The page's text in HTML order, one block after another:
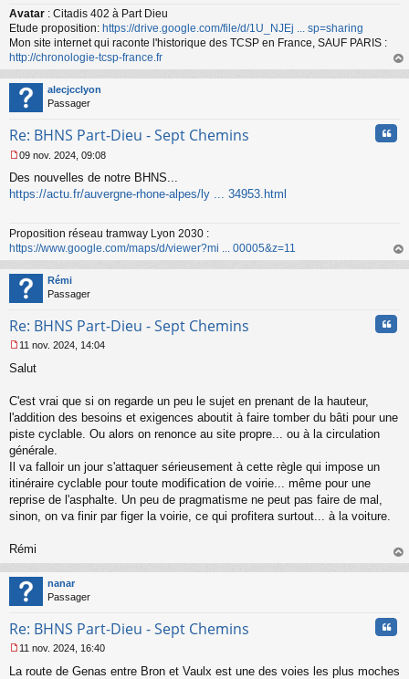
g
e
n
o
n
l
u
Avatar : Citadis 402 à Part Dieu
Etude proposition: https://drive.google.com/file/d/1U_NJEj ... sp=sharing
Mon site internet qui raconte l'historique des TCSP en France, SAUF PARIS :
http://chronologie-tcsp-france.fr
au
alecjcclyon
Passager
Re: BHNS Part-Dieu - Sept Chemins
e
s
g
e
n
o
n
l
09 nov. 2024, 09:08
Des nouvelles de notre BHNS...
https://actu.fr/auvergne-rhone-alpes/ly ... 34953.html
Proposition réseau tramway Lyon 2030 :
https://www.google.com/maps/d/viewer?mi ... 00005&z=11
au
Rémi
Passager
Re: BHNS Part-Dieu - Sept Chemins
e
g
e
n
o
u
11 nov. 2024, 14:04
Salut
C'est vrai que si on regarde un peu le sujet en prenant de la hauteur,
l'addition des besoins et exigences aboutit à faire tomber du bâti pour une
piste cyclable. Ou alors on renonce au site propre... ou à la circulation
générale.
Il va falloir un jour s'attaquer sérieusement à cette règle qui impose un
itinéraire cyclable pour toute modification de voirie... même pour une
reprise de l'asphalte. Un peu de pragmatisme ne peut pas faire de mal,
sinon, on va finir par figer la voirie, ce qui profitera surtout... à la voiture.
Rémi
au
nanar
Passager
Re: BHNS Part-Dieu - Sept Chemins
e
11 nov. 2024, 16:40
La route de Genas entre Bron et Vaulx est une des voies les plus moches